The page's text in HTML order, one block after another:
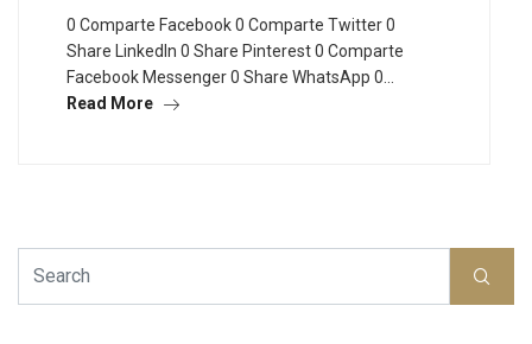
0 Comparte Facebook 0 Comparte Twitter 0
Share LinkedIn 0 Share Pinterest 0 Comparte
Facebook Messenger 0 Share WhatsApp 0…
Read More